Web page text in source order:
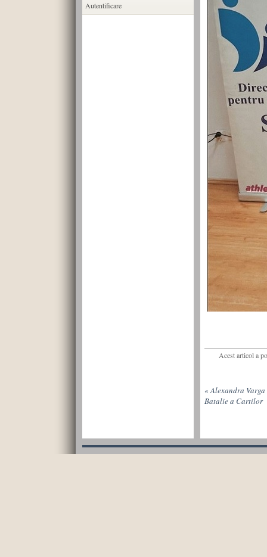
Acest articol a
«Alexandra
Batalie a Cartilor
Autentificare